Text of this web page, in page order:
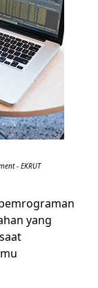
- EKRUT
yang